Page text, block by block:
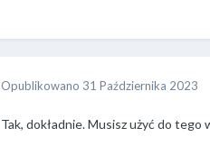
Opublikowano 31 Października 2023
Tak, dokładnie. Musisz użyć do